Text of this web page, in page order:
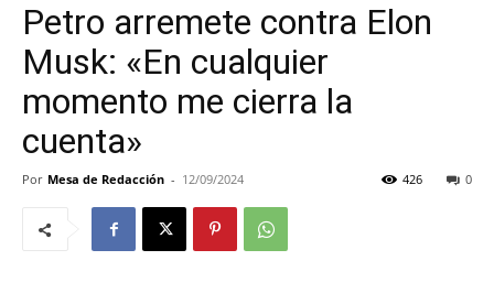
Petro arremete contra Elon
Musk: «En cualquier
momento me cierra la
cuenta»
Por Mesa de Redacción - 12/09/2024 0
426